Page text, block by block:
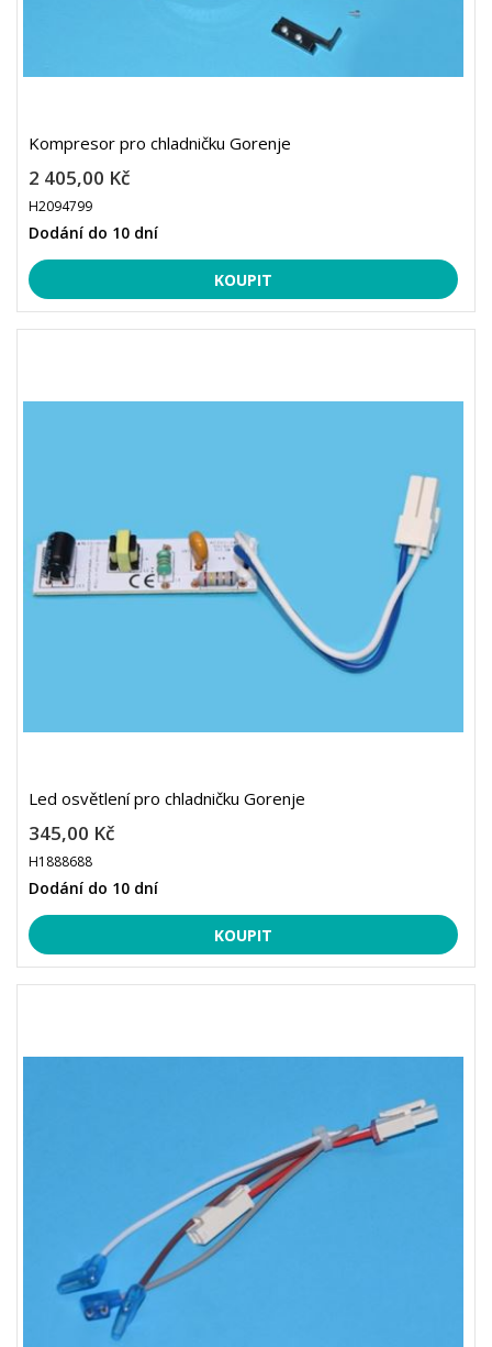
Kompresor pro chladničku Gorenje
2 405,00 Kč
H2094799
Dodání do 10 dní
Led osvětlení pro chladničku Gorenje
345,00 Kč
H1888688
Dodání do 10 dní